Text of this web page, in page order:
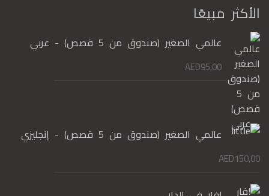
الأكثر مبيعًا
عالمي الصغير (صندوق من 5 قصص) - عربي
AED95,00
عالمي الصغير (صندوق من 5 قصص) - إنجليزي
AED150,00